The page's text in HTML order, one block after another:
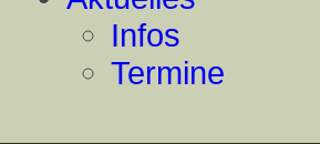
Infos
Termine